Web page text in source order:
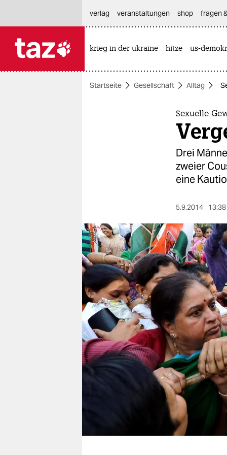
themen
berlin
nord
wahrheit
verlag
verlag
veranstaltungen
shop
fragen & hilfe
genossenschaft
verlag
veranstaltungen shop fragen
krieg in der ukraine hitze us-
Startseite Gesellschaft Alltag
Sexuelle
Drei
zweier
eine
5.9.2014